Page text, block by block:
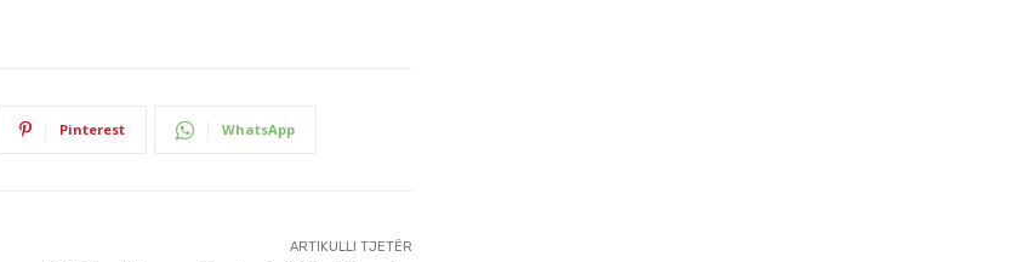
Pinterest WhatsApp
ARTIKULLI TJETËR